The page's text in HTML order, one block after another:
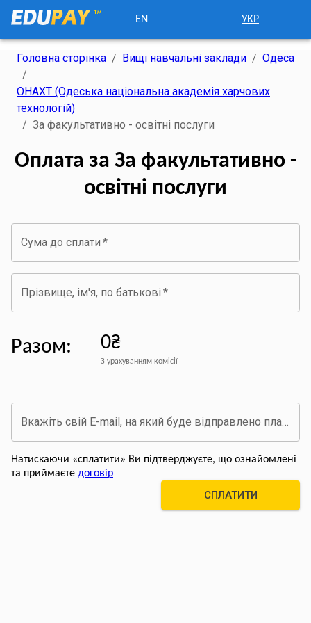
EN УКР
Головна сторінка / Вищі навчальні заклади / Одеса
/
ОНАХТ (Одеська національна академія харчових
технологій)
/ За факультативно - освітні послуги
Оплата за За факультативно -
освітні послуги
Сума до сплати *
Прізвище, ім'я, по батькові *
Разом: 0₴
З урахуванням комісії
Вкажіть свій E-mail, на який буде відправлено платіжний документ про оплату
Натискаючи «сплатити» Ви підтверджуєте, що ознайомлені
та приймаєте договір
СПЛАТИТИ